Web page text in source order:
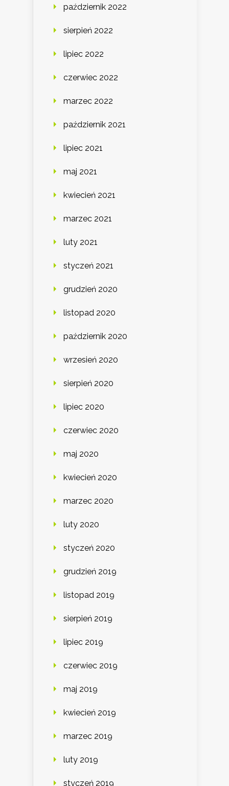
październik 2022
sierpień 2022
lipiec 2022
czerwiec 2022
marzec 2022
październik 2021
lipiec 2021
maj 2021
kwiecień 2021
marzec 2021
luty 2021
styczeń 2021
grudzień 2020
listopad 2020
październik 2020
wrzesień 2020
sierpień 2020
lipiec 2020
czerwiec 2020
maj 2020
kwiecień 2020
marzec 2020
luty 2020
styczeń 2020
grudzień 2019
listopad 2019
sierpień 2019
lipiec 2019
czerwiec 2019
maj 2019
kwiecień 2019
marzec 2019
luty 2019
styczeń 2019